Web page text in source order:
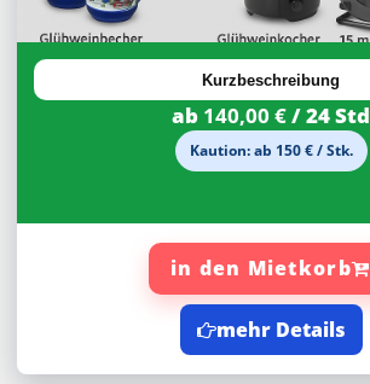
Kurzbeschreibung
ab 140,00 €/ 24 Std
Kaution: ab 150 € / Stk.
in den Mietkorb
mehr Details